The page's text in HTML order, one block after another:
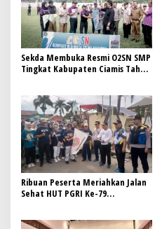
Sekda Membuka Resmi O2SN SMP
Tingkat Kabupaten Ciamis Tahun
Ribuan Peserta Meriahkan Jalan
Sehat HUT PGRI Ke-79